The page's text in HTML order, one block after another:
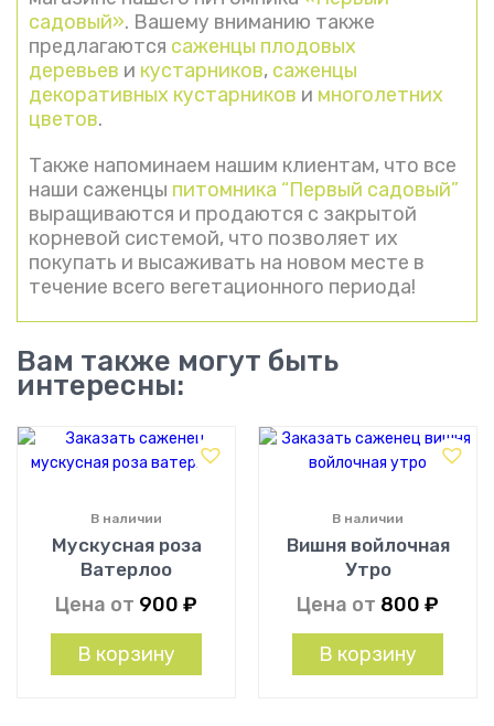
садовый». Вашему вниманию также
предлагаются саженцы плодовых
деревьев и кустарников, саженцы
декоративных кустарников и многолетних
цветов.
Также напоминаем нашим клиентам, что все
наши саженцы питомника “Первый садовый”
выращиваются и продаются с закрытой
корневой системой, что позволяет их
покупать и высаживать на новом месте в
течение всего вегетационного периода!
Вам также могут быть
интересны:
Мускусная роза
Ватерлоо
В наличии
Цена от 900 ₽
В корзину
Вишня войлочная
Утро
В наличии
Цена от 800 ₽
В корзину